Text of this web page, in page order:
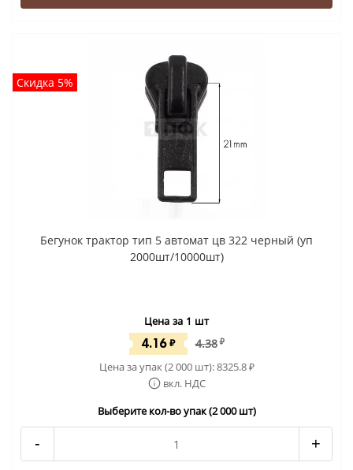
Скидка 5%
Бегунок трактор тип 5 автомат цв 322 черный (уп
2000шт/10000шт)
Цена за 1 шт
4.16 ₽ 4.38 ₽
Цена за упак (2 000 шт):8325.8₽
вкл. НДС
Выберите кол-во упак (2 000 шт)
- +